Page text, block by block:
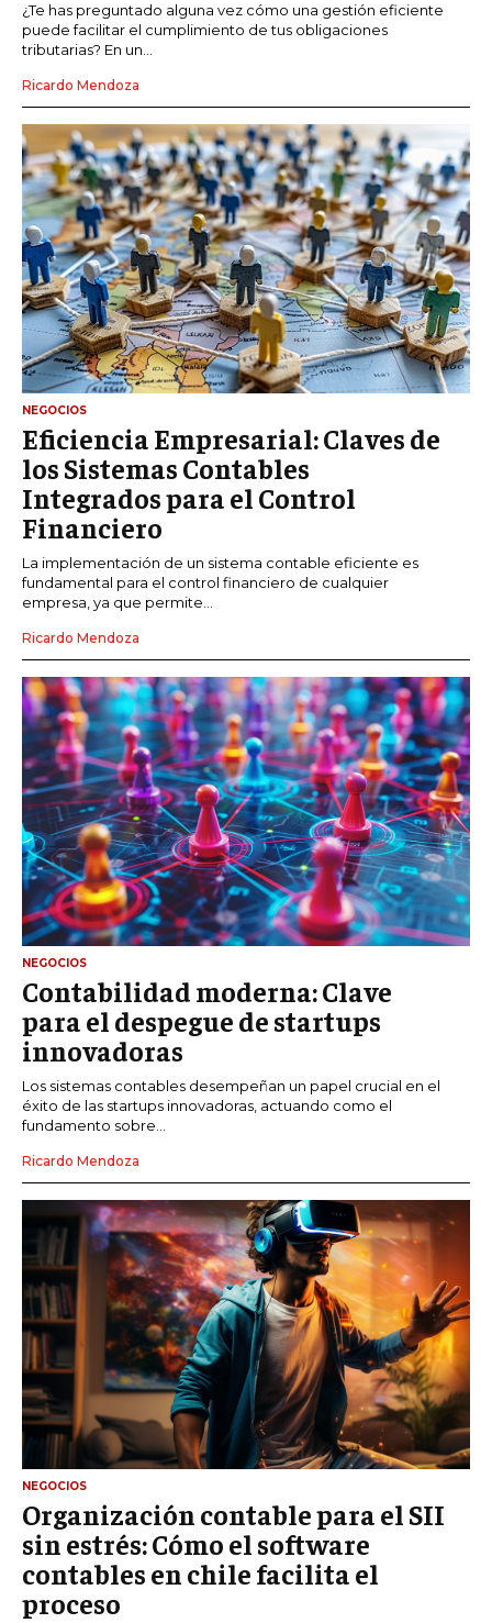
¿Te has preguntado alguna vez cómo una gestión eficiente
puede facilitar el cumplimiento de tus obligaciones
tributarias? En un...
Ricardo Mendoza
NEGOCIOS
Eficiencia Empresarial: Claves de
los Sistemas Contables
Integrados para el Control
Financiero
La implementación de un sistema contable eficiente es
fundamental para el control financiero de cualquier
empresa, ya que permite...
Ricardo Mendoza
NEGOCIOS
Contabilidad moderna: Clave
para el despegue de startups
innovadoras
Los sistemas contables desempeñan un papel crucial en el
éxito de las startups innovadoras, actuando como el
fundamento sobre...
Ricardo Mendoza
NEGOCIOS
Organización contable para el SII
sin estrés: Cómo el software
contables en chile facilita el
proceso